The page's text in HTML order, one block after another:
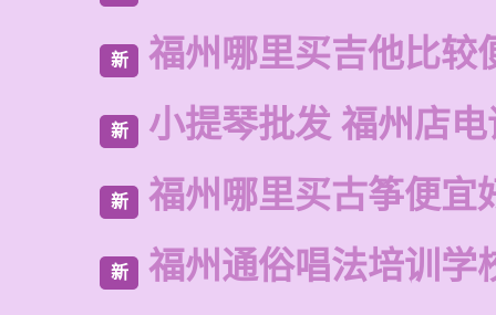
新 福州哪里买吉他比较
新 小提琴批发 福州店
新 福州哪里买古筝便宜
新 福州通俗唱法培训学